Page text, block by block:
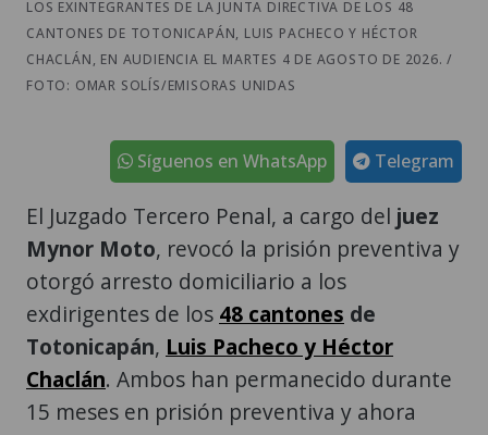
FOTO: OMAR SOLÍS/EMISORAS UNIDAS
Síguenos en WhatsApp
El Juzgado Tercero Penal, a cargo deljuez
Mynor Moto, revocó la prisión preventiva y
otorgó arresto domiciliario a los
exdirigentes de los48 cantonesde
Totonicapán,Luis Pacheco y Héctor
Chaclán. Ambos han permanecido durante
15 meses en prisión preventiva y ahora
podrán recuperar su libertad al pagar una
fianza de 160 mil quetzales.